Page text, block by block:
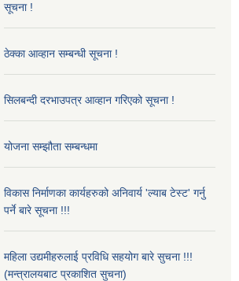
सूचना !
ठेक्का आव्हान सम्बन्धी सूचना !
सिलबन्दी दरभाउपत्र आव्हान गरिएको सूचना !
योजना सम्झौता सम्बन्धमा
विकास निर्माणका कार्यहरुको अनिवार्य 'ल्याब टेस्ट' गर्नु
पर्ने बारे सूचना !!!
महिला उद्यमीहरुलाई प्रविधि सहयोग बारे सुचना !!!
(मन्त्रालयबाट प्रकाशित सुचना)